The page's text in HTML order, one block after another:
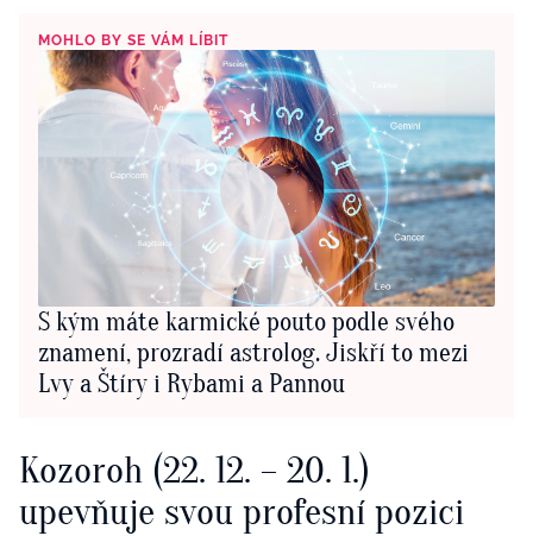
MOHLO BY SE VÁM LÍBIT
S kým máte karmické pouto podle svého
znamení, prozradí astrolog. Jiskří to mezi
Lvy a Štíry i Rybami a Pannou
Kozoroh (22. 12. – 20. 1.)
upevňuje svou profesní pozici